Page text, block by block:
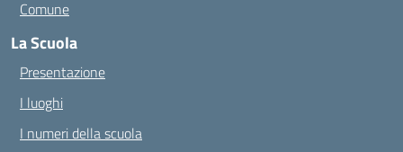
Comune
La Scuola
Presentazione
I luoghi
I numeri della scuola